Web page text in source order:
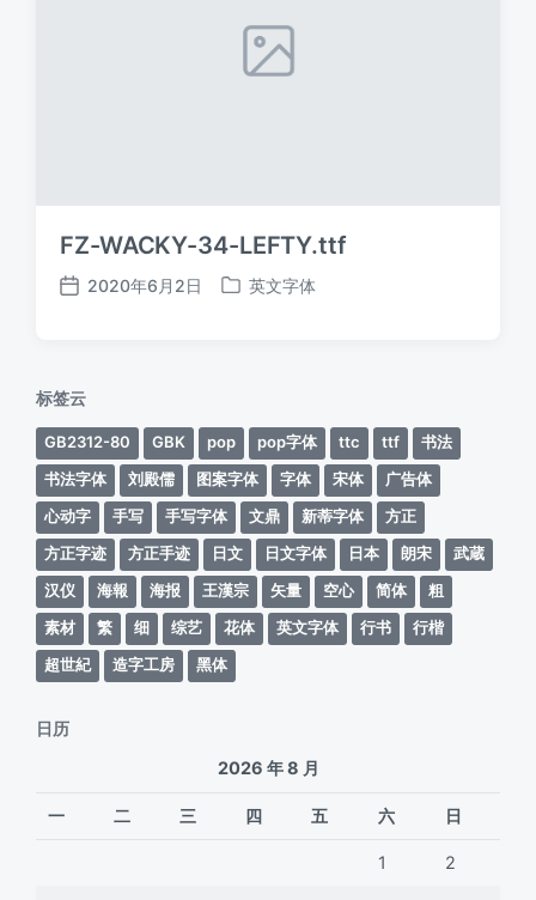
FZ-WACKY-34-LEFTY.ttf
发
2020年6月2日
发
英文字体
标签云
GB2312-80 GBK pop pop字体 ttc ttf
书法
书法字体
刘殿儒 图案字体 字体 宋体
广告体
心动字
手写 手写字体 文鼎 新蒂字体
方正
方正字迹
方正手迹 日文 日文字体 日本 朗宋
武蔵
汉仪
海報 海报 王漢宗 矢量 空心 简体
粗
素材
繁 细 综艺 花体 英文字体 行书
行楷
超世紀
造字工房 黑体
日历
2026 年 8 月
一 二 三 四 五 六 日
1 2